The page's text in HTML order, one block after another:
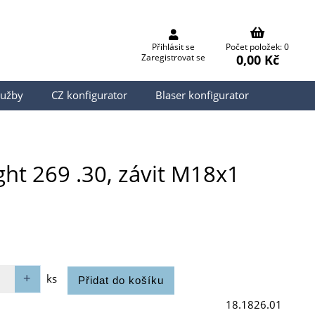
Přihlásit se
Zaregistrovat se
Počet položek: 0
0,00 Kč
CZ konfigurator Blaser konfigurator
269 .30, závit M18x1
ks
18.1826.01